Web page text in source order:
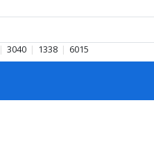
3040 1338 6015